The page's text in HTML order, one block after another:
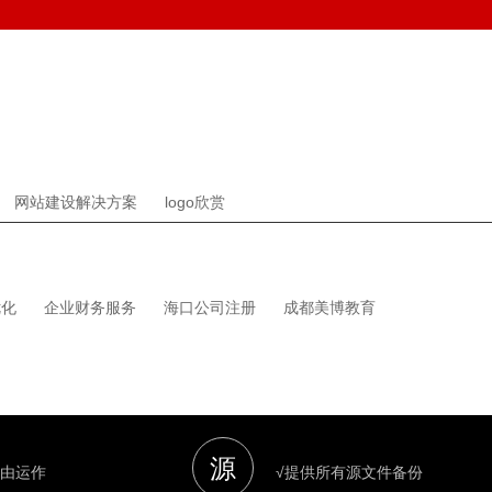
网站建设解决方案 logo欣赏
企业财务服务 海口公司注册 成都美博教育
运作 源 √提供所有源文件备份